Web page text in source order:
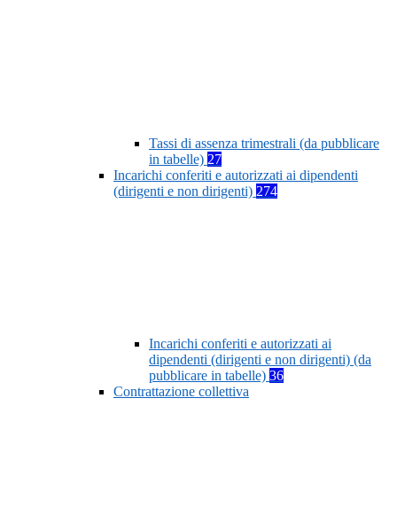
Tassi di assenza trimestrali (da pubblicare
in tabelle) 27
Incarichi conferiti e autorizzati ai dipendenti
(dirigenti e non dirigenti) 274
Incarichi conferiti e autorizzati ai
dipendenti (dirigenti e non dirigenti) (da
pubblicare in tabelle) 36
Contrattazione collettiva